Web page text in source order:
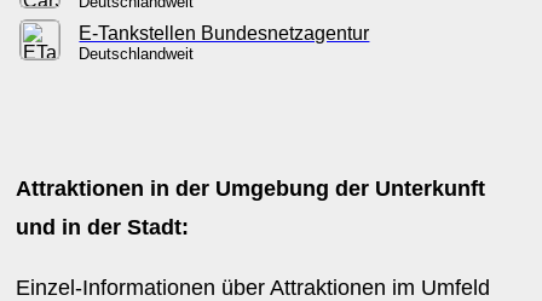
E-Tankstellen Bundesnetzagentur
Deutschlandweit
Attraktionen in der Umgebung der Unterkunft
und in der Stadt:
Einzel-Informationen über Attraktionen im Umfeld